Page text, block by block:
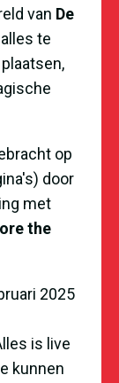
van De
te
op
door
met
the
2025
is live
kunnen